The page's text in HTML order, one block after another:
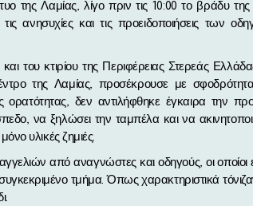
ανησυχίες και τις προειδοποιήσεις των
του κτιρίου της Περιφέρειας Στερεάς
της Λαμίας, προσέκρουσε με
δεν αντιλήφθηκε έγκαιρα την
να ξηλώσει την ταμπέλα και να
υλικές ζημιές.
από αναγνώστες και οδηγούς, οι οποίοι
τμήμα. Όπως χαρακτηριστικά